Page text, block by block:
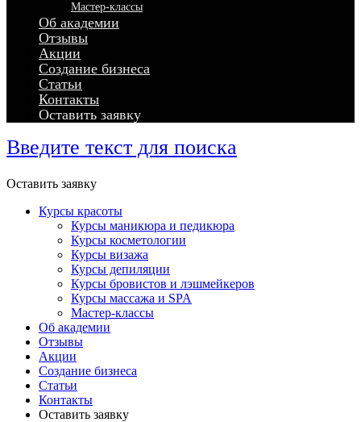
Мастер-классы
Об академии
Отзывы
Акции
Создание бизнеса
Статьи
Контакты
Оставить заявку
Введите текст для поиска
Оставить заявку
Курсы красоты
Курсы маникюра и педикюра
Курсы косметологии
Курсы визажа
Курсы депиляции
Курсы бровистов и лэшмейкеров
Курсы массажа и SPA
Мастер-классы
Об академии
Отзывы
Акции
Создание бизнеса
Статьи
Контакты
Оставить заявку